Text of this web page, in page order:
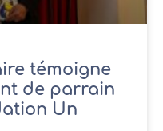
témoigne
de parrain
Un